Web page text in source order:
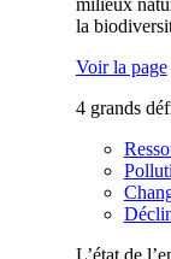
milieux
la
Voir la page
4 grands
L’état de